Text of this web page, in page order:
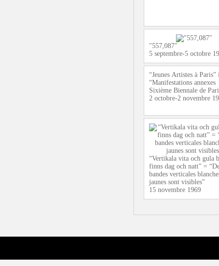
"557,087"
5 septembre-5 octobre
“Jeunes Artistes à Paris”
“Manifestations annexes
Sixième Biennale de
2 octobre-2 novembre
“Vertikala vita och gula
finns dag och natt” =
bandes verticales
jaunes sont visibles”
15 novembre 1969